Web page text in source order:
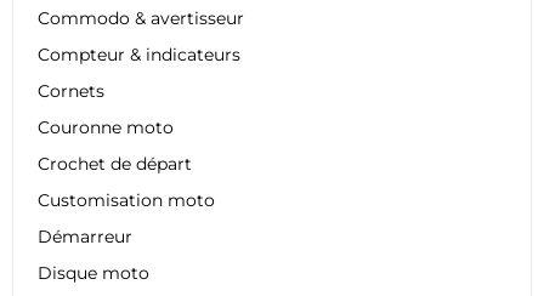
Commodo & avertisseur
Compteur & indicateurs
Cornets
Couronne moto
Crochet de départ
Customisation moto
Démarreur
Disque moto